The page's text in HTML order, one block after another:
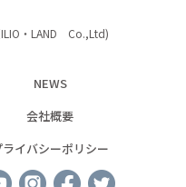
・LAND Co.,Ltd)
NEWS
会社概要
ライバシーポリシー